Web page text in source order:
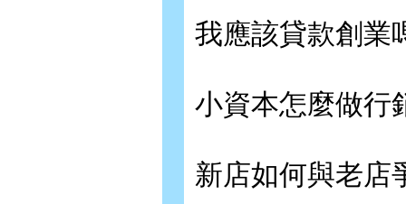
我應該貸款創業
小資本怎麼做行
新店如何與老店